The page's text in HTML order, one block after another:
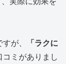
が、
「ラクに
コミがありまし